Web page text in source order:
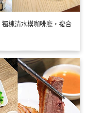
獨棟清水模咖啡廳，複合